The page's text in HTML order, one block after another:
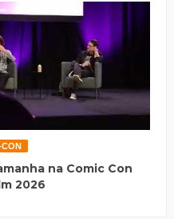
CON
na Comic Con
2026